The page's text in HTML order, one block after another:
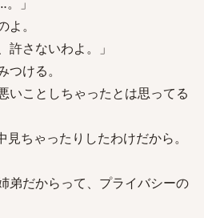
。
許さないわよ。」
ける。
いことしちゃったとは思ってる
ちゃったりしたわけだから。
弟だからって、プライバシーの